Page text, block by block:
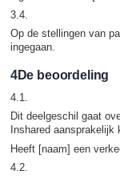
3.4.
Op de stellingen van
ingegaan.
4De beoordeling
4.1.
Dit deelgeschil gaat
Inshared aansprakelijk
Heeft [naam] een
4.2.